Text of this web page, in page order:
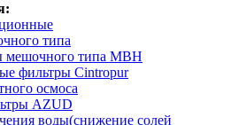
типа
мешочного типа MBН
фильтры Cintropur
осмоса
AZUD
воды(снижение солей